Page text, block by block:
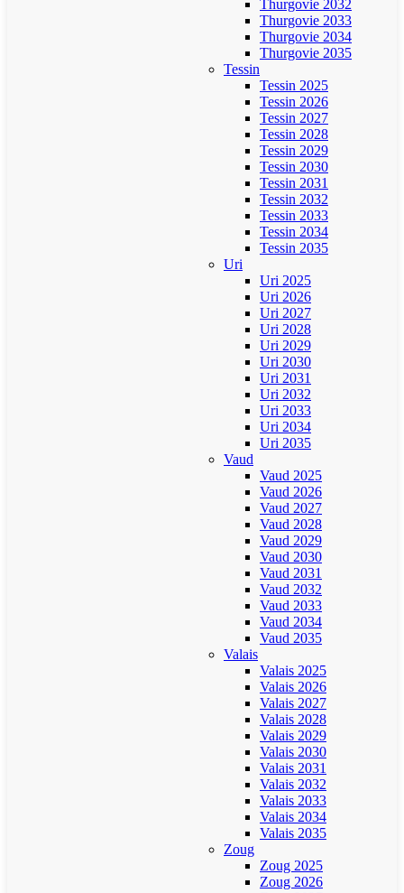
Thurgovie 2032
Thurgovie 2033
Thurgovie 2034
Thurgovie 2035
Tessin
Tessin 2025
Tessin 2026
Tessin 2027
Tessin 2028
Tessin 2029
Tessin 2030
Tessin 2031
Tessin 2032
Tessin 2033
Tessin 2034
Tessin 2035
Uri
Uri 2025
Uri 2026
Uri 2027
Uri 2028
Uri 2029
Uri 2030
Uri 2031
Uri 2032
Uri 2033
Uri 2034
Uri 2035
Vaud
Vaud 2025
Vaud 2026
Vaud 2027
Vaud 2028
Vaud 2029
Vaud 2030
Vaud 2031
Vaud 2032
Vaud 2033
Vaud 2034
Vaud 2035
Valais
Valais 2025
Valais 2026
Valais 2027
Valais 2028
Valais 2029
Valais 2030
Valais 2031
Valais 2032
Valais 2033
Valais 2034
Valais 2035
Zoug
Zoug 2025
Zoug 2026